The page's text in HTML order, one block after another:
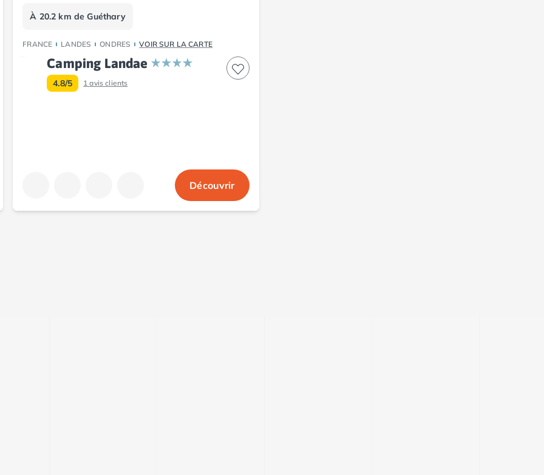
À 20.2 km de Guéthary
FRANCE LANDES ONDRES VOIR SUR LA CARTE
Camping Landae
4.8/5 1avis clients
Découvrir